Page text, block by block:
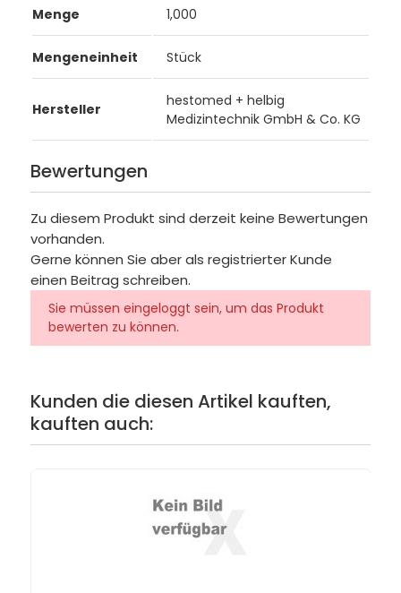
Menge 1,000
Mengeneinheit Stück
Hersteller
hestomed + helbig
Medizintechnik GmbH & Co. KG
Bewertungen
Zu diesem Produkt sind derzeit keine Bewertungen
vorhanden.
Gerne können Sie aber als registrierter Kunde
einen Beitrag schreiben.
Sie müssen eingeloggt sein, um das Produkt
bewerten zu können.
Kunden die diesen Artikel kauften,
kauften auch: